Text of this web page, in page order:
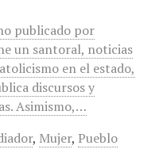
publicado por
un santoral, noticias
en el estado,
discursos y
Asimismo,…
, Mujer, Pueblo